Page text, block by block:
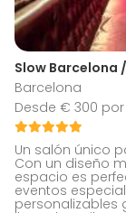
Slow Barcelona
Barcelona
Desde € 300
Un salón único
Con un diseño
espacio es
eventos
personalizables